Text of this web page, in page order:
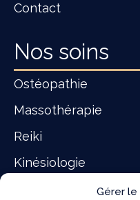
Gérer
Contact
Nos soins
Ostéopathie
Massothérapie
Reiki
Kinésiologie